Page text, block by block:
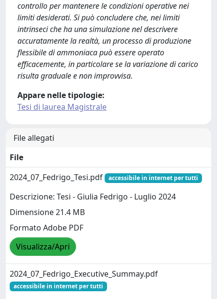
controllo per mantenere le condizioni operative nei
limiti desiderati. Si può concludere che, nei limiti
intrinseci che ha una simulazione nel descrivere
accuratamente la realtà, un processo di produzione
flessibile di ammoniaca può essere operato
efficacemente, in particolare se la variazione di carico
risulta graduale e non improvvisa.
Appare nelle tipologie:
Tesi di laurea Magistrale
File allegati
File
2024_07_Fedrigo_Tesi.pdf
accessibile in internet per tutti
Descrizione: Tesi - Giulia Fedrigo - Luglio 2024
Dimensione 21.4 MB
Formato Adobe PDF
Visualizza/Apri
2024_07_Fedrigo_Executive_Summay.pdf
accessibile in internet per tutti